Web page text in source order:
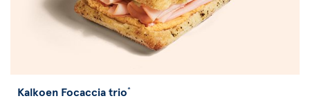
Kalkoen Focaccia trio*